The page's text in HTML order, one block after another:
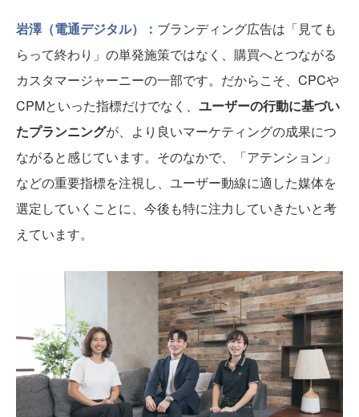
岩澤（電通デジタル）： ブランディング広告は「見ても
らって終わり」の単発施策ではなく、購買へとつながる
カスタマージャーニーの一部です。だからこそ、CPCや
CPMといった指標だけでなく、 ユーザーの行動に基づい
たプランニングが、より良いマーケティングの成果につ
ながると感じています。そのなかで、「アテンション」
などの重要指標を注視し、ユーザー動線に適した媒体を
選定していくことに、今後も特に注力していきたいと考
えています。